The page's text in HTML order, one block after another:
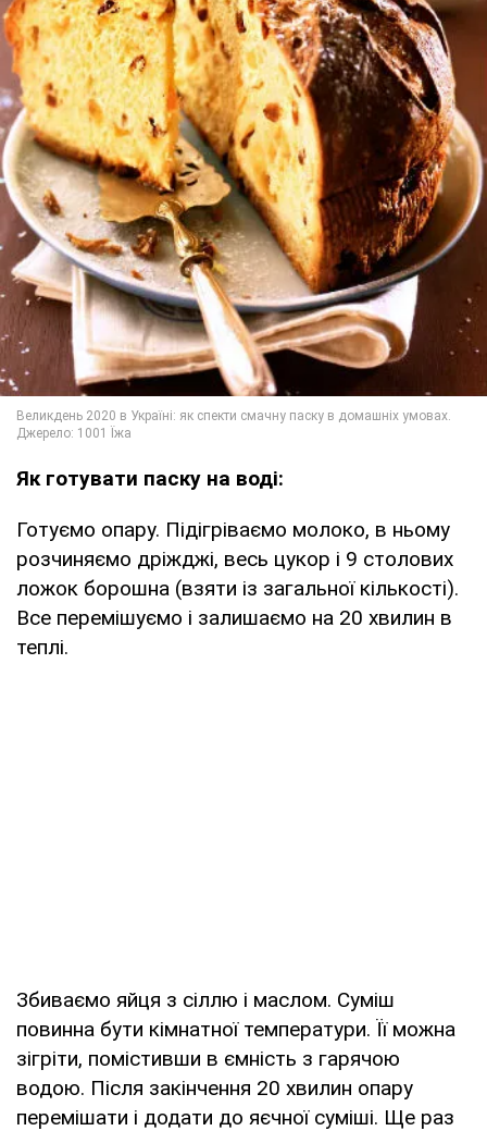
Як готувати паску на воді:
Готуємо опару. Підігріваємо молоко, в ньому
розчиняємо дріжджі, весь цукор і 9 столових
ложок борошна (взяти із загальної кількості).
Все перемішуємо і залишаємо на 20 хвилин в
теплі.
Збиваємо яйця з сіллю і маслом. Суміш
повинна бути кімнатної температури. Її можна
зігріти, помістивши в ємність з гарячою
водою. Після закінчення 20 хвилин опару
перемішати і додати до яєчної суміші. Ще раз